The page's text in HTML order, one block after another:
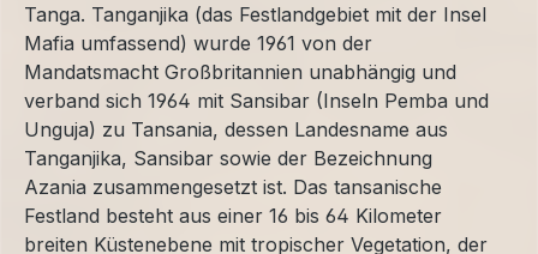
Tanga. Tanganjika (das Festlandgebiet mit der Insel
Mafia umfassend) wurde 1961 von der
Mandatsmacht Großbritannien unabhängig und
verband sich 1964 mit Sansibar (Inseln Pemba und
Unguja) zu Tansania, dessen Landesname aus
Tanganjika, Sansibar sowie der Bezeichnung
Azania zusammengesetzt ist. Das tansanische
Festland besteht aus einer 16 bis 64 Kilometer
breiten Küstenebene mit tropischer Vegetation, der